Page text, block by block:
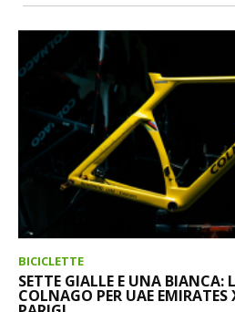
BICICLETTE
SETTE GIALLE E UNA BIANCA:
COLNAGO PER UAE